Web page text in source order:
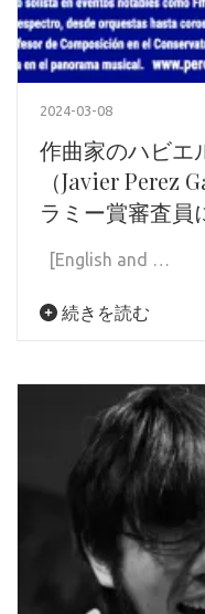
2024-03-08
作曲家のハビエ
（Javier Perez
ラミー賞審査員
[English and …
続きを読む